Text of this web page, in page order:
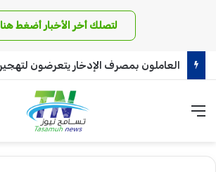
لتصلك أخر الأخبار أضغط هنا
القائمة